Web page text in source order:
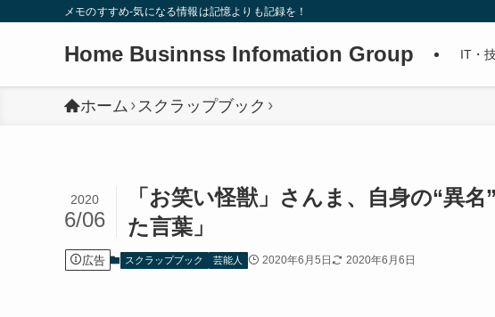
メモのすすめ-気になる情報は記憶よりも記録を！
Home Businnss Infomation Group IT・
ホーム スクラップブック
「お笑い怪獣」さんま、自身の“異
た言葉」
2020
6/06
広告 スクラップブック 芸能人 2020年6月5日 2020年6月6日